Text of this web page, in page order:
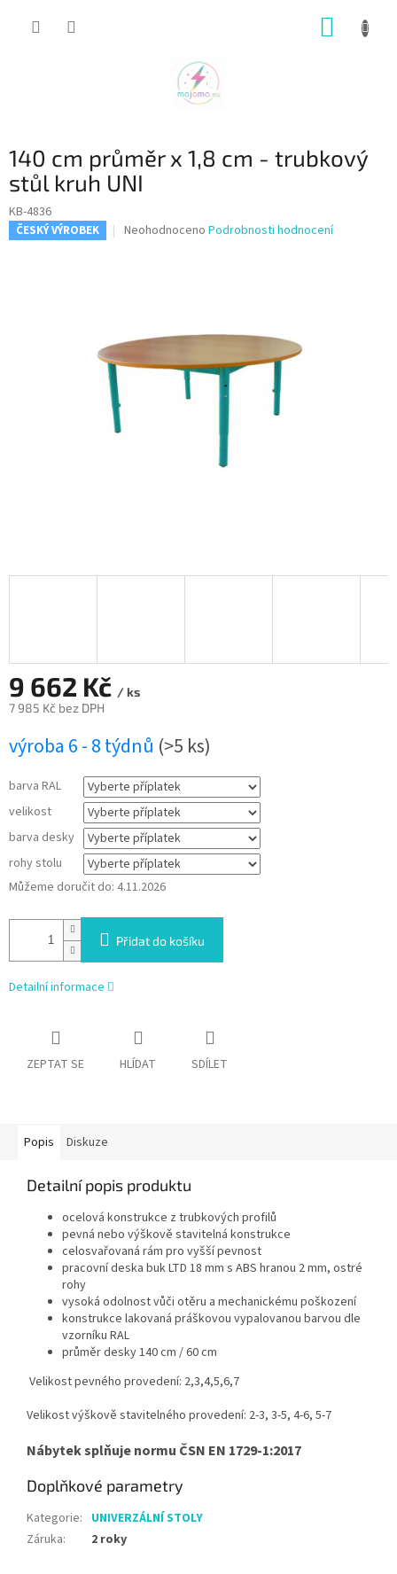
140 cm průměr x 1,8 cm - trubkový
stůl kruh UNI
KB-4836
ČESKÝ VÝROBEK
Průměrné
hvězdiček.
Neohodnoceno Podrobnosti hodnocení
9 662 Kč / ks
7 985 Kč bez DPH
cena:
výroba 6 - 8 týdnů (>5 ks)
barva RAL
velikost
barva desky
rohy stolu
Můžeme doručit do: 4.11.2026
Přidat do košíku
Detailní informace
ZEPTAT SE HLÍDAT SDÍLET
Popis Diskuze
Detailní popis produktu
ocelová konstrukce z trubkových profilů
pevná nebo výškově stavitelná konstrukce
celosvařovaná rám pro vyšší pevnost
pracovní deska buk LTD 18 mm s ABS hranou 2 mm, ostré
rohy
vysoká odolnost vůči otěru a mechanickému poškození
konstrukce lakovaná práškovou vypalovanou barvou dle
vzorníku RAL
průměr desky 140 cm / 60 cm
Velikost pevného provedení: 2,3,4,5,6,7
Velikost výškově stavitelného provedení: 2-3, 3-5, 4-6, 5-7
Nábytek splňuje normu ČSN EN 1729-1:2017
Doplňkové parametry
Kategorie: UNIVERZÁLNÍ STOLY
Záruka: 2 roky